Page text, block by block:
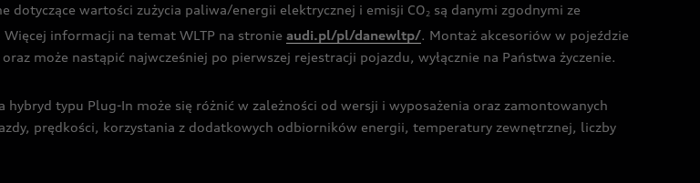
wartości zużycia paliwa/energii elektrycznej i emisji CO2 są danymi zgodnymi ze
informacji na temat WLTP na stronie audi.pl/pl/danewltp/. Montaż akcesoriów w pojeździe
może nastąpić najwcześniej po pierwszej rejestracji pojazdu, wyłącznie na Państwa życzenie.
typu Plug-In może się różnić w zależności od wersji i wyposażenia oraz zamontowanych
prędkości, korzystania z dodatkowych odbiorników energii, temperatury zewnętrznej, liczby